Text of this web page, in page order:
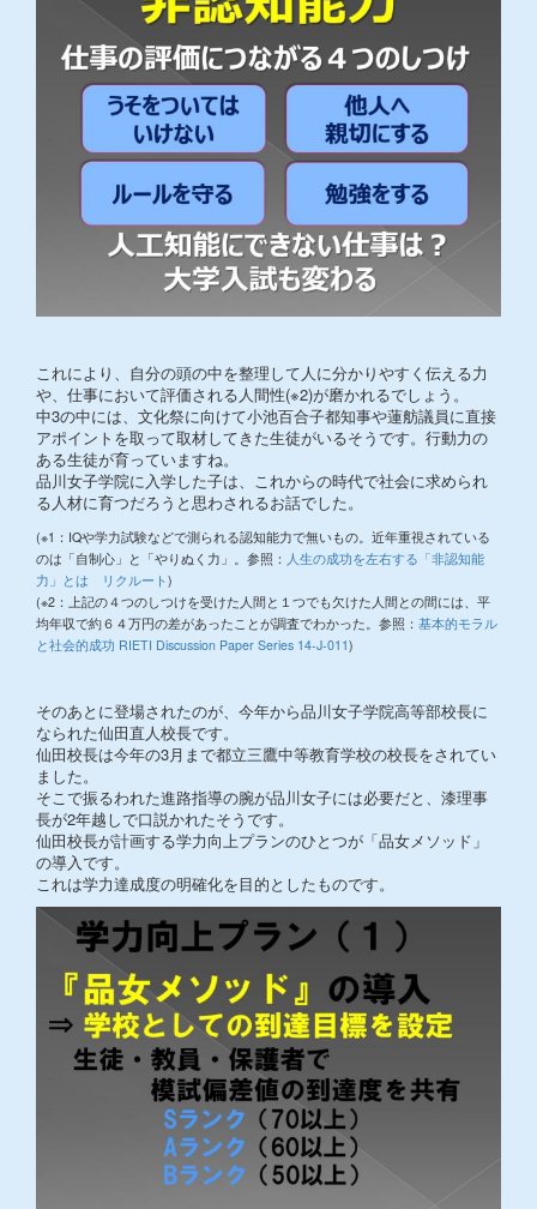
これにより、自分の頭の中を整理して人に分かりやすく伝える力
や、仕事において評価される人間性(※2)が磨かれるでしょう。
中3の中には、文化祭に向けて小池百合子都知事や蓮舫議員に直接
アポイントを取って取材してきた生徒がいるそうです。行動力の
ある生徒が育っていますね。
品川女子学院に入学した子は、これからの時代で社会に求められ
る人材に育つだろうと思わされるお話でした。
(※1：IQや学力試験などで測られる認知能力で無いもの。近年重視されている
のは「自制心」と「やりぬく力」。参照： 人生の成功を左右する「非認知能
力」とは リクルート )
(※2：上記の４つのしつけを受けた人間と１つでも欠けた人間との間には、平
均年収で約６４万円の差があったことが調査でわかった。参照： 基本的モラル
と社会的成功 RIETI Discussion Paper Series 14-J-011)
そのあとに登場されたのが、今年から品川女子学院高等部校長に
なられた仙田直人校長です。
仙田校長は今年の3月まで都立三鷹中等教育学校の校長をされてい
ました。
そこで振るわれた進路指導の腕が品川女子には必要だと、漆理事
長が2年越しで口説かれたそうです。
仙田校長が計画する学力向上プランのひとつが「品女メソッド」
の導入です。
これは学力達成度の明確化を目的としたものです。